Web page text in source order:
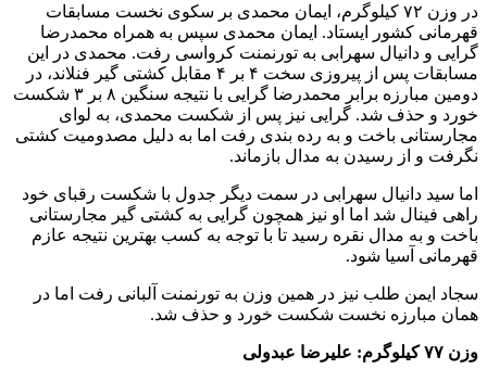
در وزن ۷۲ کیلوگرم، ایمان محمدی بر سکوی نخست مسابقات
قهرمانی کشور ایستاد. ایمان محمدی سپس به همراه محمدرضا
گرایی و دانیال سهرابی به تورنمنت کرواسی رفت. محمدی در این
مسابقات پس از پیروزی سخت ۴ بر ۴ مقابل کشتی گیر فنلاند، در
دومین مبارزه برابر محمدرضا گرایی با نتیجه سنگین ۸ بر ۳ شکست
خورد و حذف شد. گرایی نیز پس از شکست محمدی، به لوای
مجارستانی باخت و به رده بندی رفت اما به دلیل مصدومیت کشتی
نگرفت و از رسیدن به مدال بازماند.
اما سید دانیال سهرابی در سمت دیگر جدول با شکست رقبای خود
راهی فینال شد اما او نیز همچون گرایی به کشتی گیر مجارستانی
باخت و به مدال نقره رسید تا با توجه به کسب بهترین نتیجه عازم
قهرمانی آسیا شود.
سجاد ایمن طلب نیز در همین وزن به تورنمنت آلبانی رفت اما در
همان مبارزه نخست شکست خورد و حذف شد.
وزن ۷۷ کیلوگرم: علیرضا عبدولی